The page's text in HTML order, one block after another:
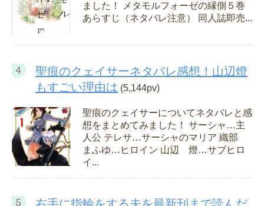
ました！ メタモルフォーゼの縁側５巻
あらすじ（ネタバレ注意） 同人誌即売...
聖痕のクェイサーネタバレ感想！山辺燈
もすごい理由は (5,144pv)
聖痕のクェイサーについてネタバレと感
想をまとめてみました！ サーシャ…主
人公 テレサ…サーシャのマリア 織部
まふゆ…ヒロイン 山辺 燈…サブヒロ
イ...